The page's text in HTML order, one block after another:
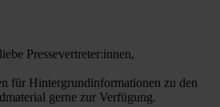
Pressevertreter:innen,
für Hintergrundinformationen zu den
gerne zur Verfügung.